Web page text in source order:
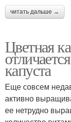
читать дальше →
Цветная
капуста
Еще совсем
активно
ее нетрудно